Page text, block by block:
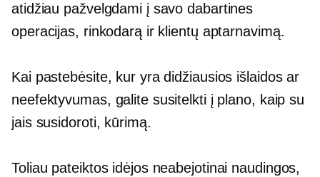
atidžiau pažvelgdami į savo dabartines
operacijas, rinkodarą ir klientų aptarnavimą.
Kai pastebėsite, kur yra didžiausios išlaidos ar
neefektyvumas, galite susitelkti į plano, kaip su
jais susidoroti, kūrimą.
Toliau pateiktos idėjos neabejotinai naudingos,